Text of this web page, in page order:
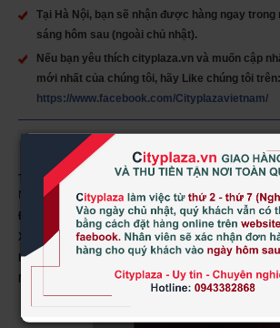
Tại Hà Nội, bạn sẽ nhận được hàng ngay trong
sáng hôm sau (ngoài chủ nhật).
Nếu bạn yêu thích cityplaza.vn và muốn cập
mới nhất của chúng tôi, hãy Like chúng tôi trên:
https://www.facebook.com/Cityplazavietnam/
Tên sản phẩm:
Viên uống the collagen exr 1000mg
Nhật
Đóng gói
: 126 viên
Xuất xứ:
Shiseido
Hãng sản xuất:Shiseido
4987415993515